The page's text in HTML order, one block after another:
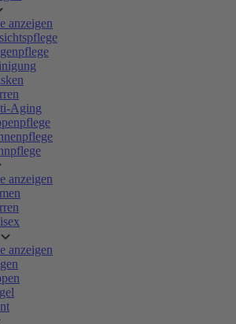
anzeigen
Aging
anzeigen
anzeigen